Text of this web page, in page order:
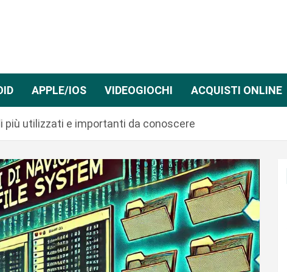
APPLE/IOS VIDEOGIOCHI ACQUISTI ONLINE
più utilizzati e importanti da conoscere